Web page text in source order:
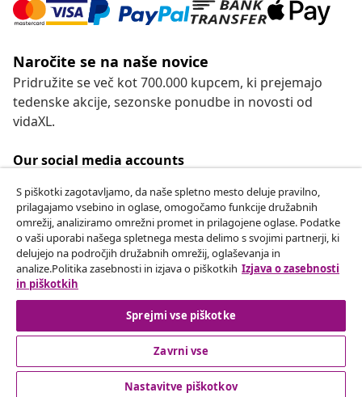
Naročite se na naše novice
Pridružite se več kot 700.000 kupcem, ki prejemajo
tedenske akcije, sezonske ponudbe in novosti od
vidaXL.
Our social media accounts
Odstop od pogodbe
Oddaj zahtevek za odstop od naročila.
Odstop od pogodbe
Podpora za stranke
S piškotki zagotavljamo, da naše spletno mesto deluje pravilno,
prilagajamo vsebino in oglase, omogočamo funkcije družabnih
omrežij, analiziramo omrežni promet in prilagojene oglase. Podatke
o vaši uporabi našega spletnega mesta delimo s svojimi partnerji, ki
delujejo na področjih družabnih omrežij, oglaševanja in
analize.Politika zasebnosti in izjava o piškotkih Izjava o zasebnosti
in piškotkih
Sprejmi vse piškotke
Zavrni vse
Nastavitve piškotkov